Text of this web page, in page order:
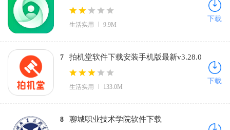
件)v4.21.00 免费版
生活实用 9.9M
下载
7
拍机堂软件下载安装手机版最新v3.28.0
官方版
生活实用 133.0M
下载
8
聊城职业技术学院软件下载